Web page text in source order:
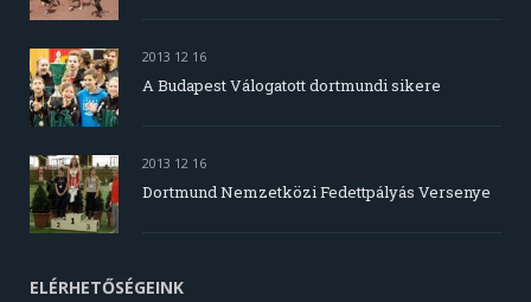
2013 12 16
A Budapest Válogatott dortmundi sikere
2013 12 16
Dortmund Nemzetközi Fedettpályás Versenye
ELÉRHETŐSÉGEINK